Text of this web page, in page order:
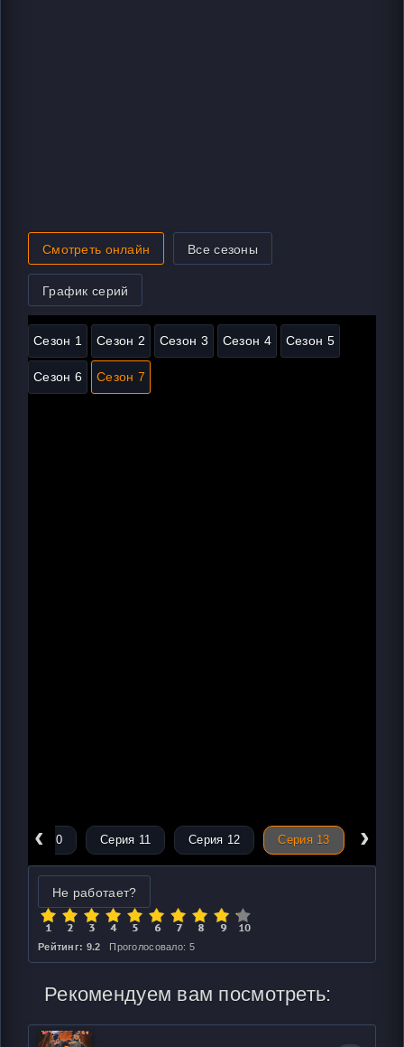
Смотреть онлайн Все сезоны
График серий
Сезон 1 Сезон 2 Сезон 3 Сезон 4 Сезон 5
Сезон 6 Сезон 7
‹
Серия 10 Серия 11 Серия 12 Серия 13 ›
Не работает?
Рейтинг: 9.2 Проголосовало: 5
Рекомендуем вам посмотреть: